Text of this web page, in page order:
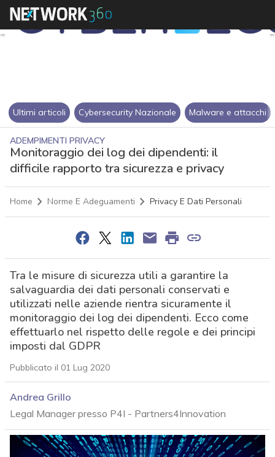
Ultimi articoli Cybersecurity Nazionale Malware e attacchi
ADEMPIMENTI PRIVACY
Monitoraggio dei log dei dipendenti: il
difficile rapporto tra sicurezza e privacy
Home Norme E Adeguamenti Privacy E Dati Personali
Tra le misure di sicurezza utili a garantire la
salvaguardia dei dati personali conservati e
utilizzati nelle aziende rientra sicuramente il
monitoraggio dei log dei dipendenti. Ecco come
effettuarlo nel rispetto delle regole e dei principi
imposti dal GDPR
Pubblicato il 01 Lug 2020
Andrea Grillo
Legal Manager presso P4I - Partners4Innovation